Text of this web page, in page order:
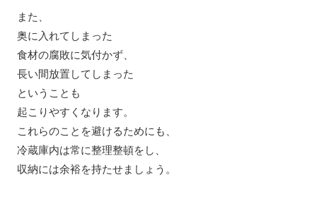
また、
奥に入れてしまった
食材の腐敗に気付かず、
長い間放置してしまった
ということも
起こりやすくなります。
これらのことを避けるためにも、
冷蔵庫内は常に整理整頓をし、
収納には余裕を持たせましょう。